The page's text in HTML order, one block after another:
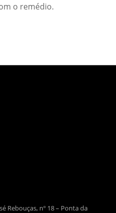
o remédio.
Rebouças, nº 18 – Ponta da